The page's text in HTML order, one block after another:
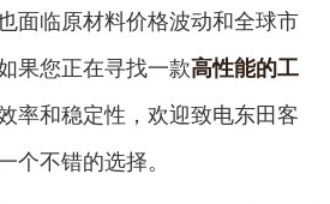
面临原材料价格波动和全球市
果您正在寻找一款高性能的工
率和稳定性，欢迎致电东田客
个不错的选择。